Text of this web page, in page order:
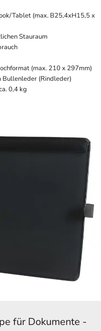
Tablet (max. B25,4xH15,5 x
Stauraum
(max. 210 x 297mm)
Bullenleder (Rindleder)
0,4 kg
für Dokumente -